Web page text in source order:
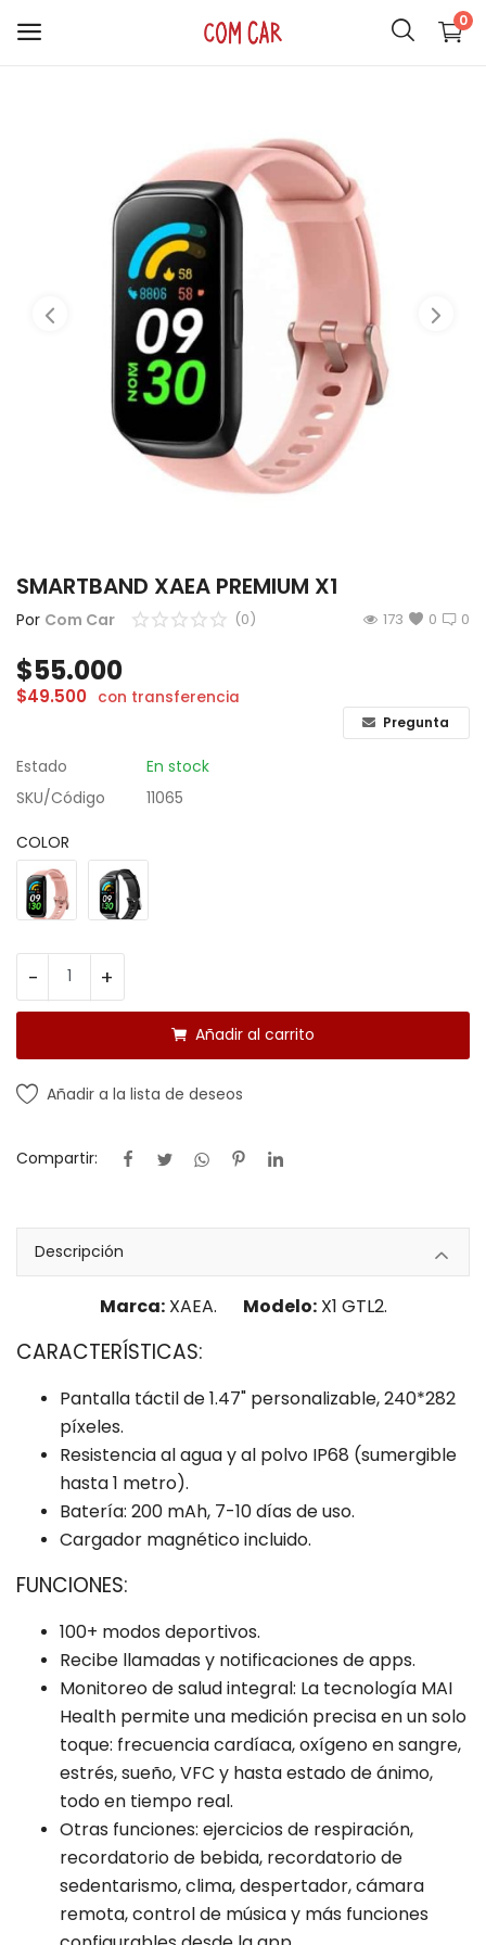
0
SMARTWATCH
COMPUTACIÓN
ILUMINACIÓN
INFANTIL
Lista de deseos
Acceso
Localización
ARS ($)
SMARTBAND XAEA PREMIUM X1
Por Com Car 0
(0) 0
173
$55.000
$49.500 con transferencia
Pregunta
Estado
En stock
SKU/Código
11065
COLOR
- +
Añadir al carrito
Añadir a la lista de deseos
Compartir:
Descripción
Marca:XAEA. Modelo:X1 GTL2.
CARACTERÍSTICAS:
Pantalla táctil de 1.47" personalizable, 240*282
píxeles.
Resistencia al agua y al polvo IP68 (sumergible
hasta 1 metro).
Batería: 200 mAh, 7-10 días de uso.
Cargador magnético incluido.
FUNCIONES:
100+ modos deportivos.
Recibe llamadas y notificaciones de apps.
Monitoreo de salud integral: La tecnología MAI
Health permite una medición precisa en un solo
toque: frecuencia cardíaca, oxígeno en sangre,
estrés, sueño, VFC y hasta estado de ánimo,
todo en tiempo real.
Otras funciones: ejercicios de respiración,
recordatorio de bebida, recordatorio de
sedentarismo, clima, despertador, cámara
remota, control de música y más funciones